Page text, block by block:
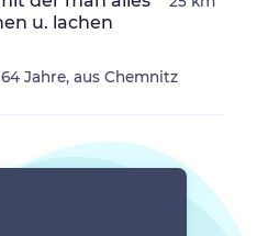
u. lachen
Jahre, aus Chemnitz